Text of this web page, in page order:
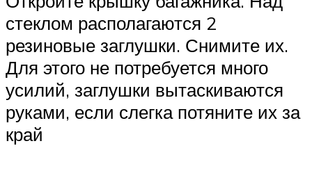
стеклом располагаются 2
резиновые заглушки. Снимите их.
Для этого не потребуется много
усилий, заглушки вытаскиваются
руками, если слегка потяните их за
край